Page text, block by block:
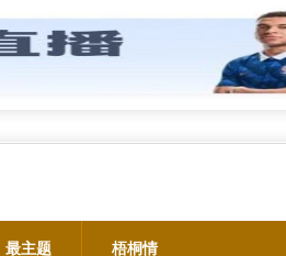
最主题 梧桐情